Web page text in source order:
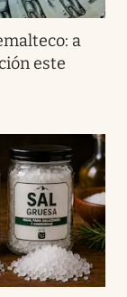
a
este